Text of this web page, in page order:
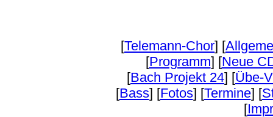
[Telemann-Chor] [
[Programm] [Neue
[Bach Projekt 24] [Übe-
[Bass] [Fotos] [Termine] [
[